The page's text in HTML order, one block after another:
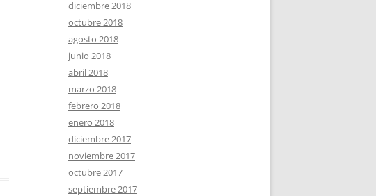
diciembre 2018
octubre 2018
agosto 2018
junio 2018
abril 2018
marzo 2018
febrero 2018
enero 2018
diciembre 2017
noviembre 2017
octubre 2017
septiembre 2017